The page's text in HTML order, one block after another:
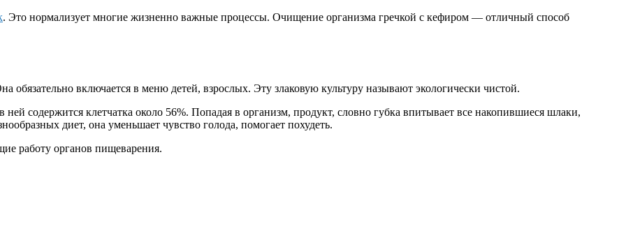
. Это нормализует многие жизненно важные процессы. Очищение организма гречкой с кефиром — отличный способ
обязательно включается в меню детей, взрослых. Эту злаковую культуру называют экологически чистой.
содержится клетчатка около 56%. Попадая в организм, продукт, словно губка впитывает все накопившиеся шлаки,
диет, она уменьшает чувство голода, помогает похудеть.
работу органов пищеварения.